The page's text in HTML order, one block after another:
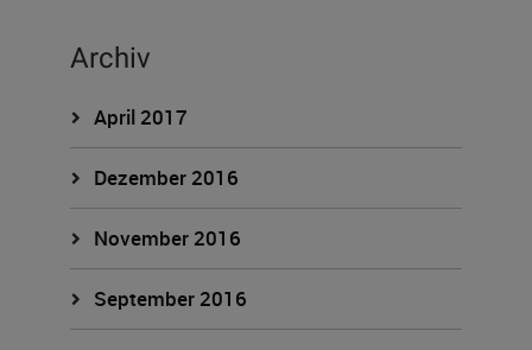
Archiv
April 2017
Dezember 2016
November 2016
September 2016